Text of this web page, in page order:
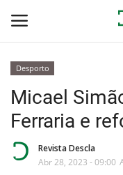
Home
...by Descla
Desporto
Micael
Ferraria e
Revista Descla
Abr 28, 2023 - 09:00